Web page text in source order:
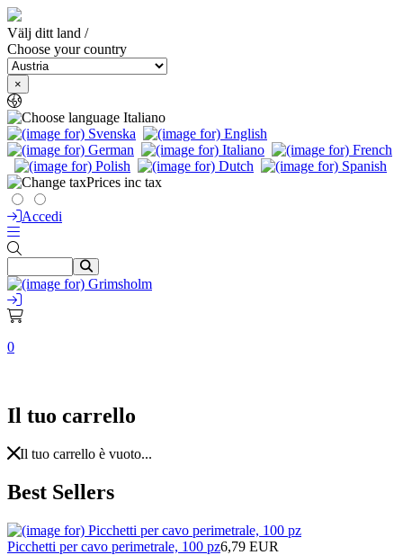
Välj ditt land /
Choose your country
×
Italiano
Prices inc tax
Accedi
0
Il tuo carrello
Il tuo carrello è vuoto...
Best Sellers
Picchetti per cavo perimetrale, 100 pz6,79 EUR